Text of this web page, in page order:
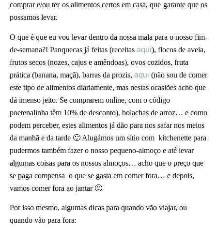
comprar e/ou ter os alimentos certos em casa, que garante que os
possamos levar.
O que é que eu vou levar dentro da nossa mala para o nosso fim-
de-semana?! Panquecas já feitas (receitas aqui), flocos de aveia,
frutos secos (nozes, cajus e amêndoas), ovos cozidos, fruta
prática (banana, maçã), barras da prozis, aqui (não sou de comer
este tipo de alimentos diariamente, mas nestas ocasiões acho que
dá imenso jeito. Se comprarem online, com o código
poetenalinha têm 10% de desconto), bolachas de arroz… e como
podem perceber, estes alimentos já dão para nos safar nos meios
da manhã e da tarde 🙂 Alugámos um sítio com kitchenette para
pudermos também fazer o nosso pequeno-almoço e até levar
algumas coisas para os nossos almoços… acho que o preço que
se paga compensa o que se gasta em comer fora… e depois,
vamos comer fora ao jantar 🙂
Por isso mesmo, algumas dicas para quando vão viajar, ou
quando vão para fora: